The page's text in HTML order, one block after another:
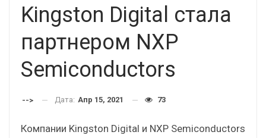
Kingston Digital стала
партнером NXP
Semiconductors
--> Дата: Апр 15, 2021 73
Компании Kingston Digital и NXP Semiconductors